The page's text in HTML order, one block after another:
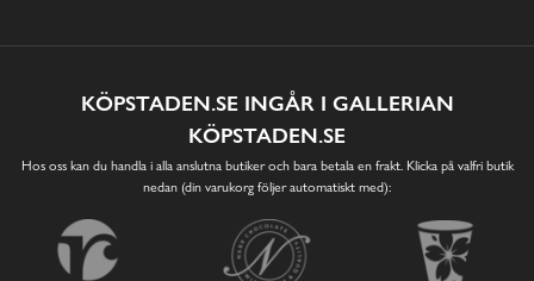
KÖPSTADEN.SE INGÅR I GALLERIAN
KÖPSTADEN.SE
Hos oss kan du handla i alla anslutna butiker och bara betala en frakt. Klicka på valfri butik
nedan (din varukorg följer automatiskt med):